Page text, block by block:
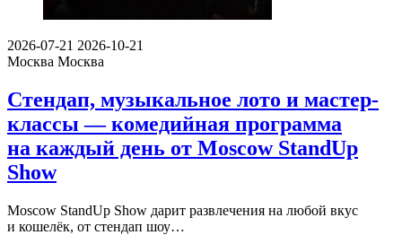
2026-07-21 2026-10-21
Москва Москва
Стендап, музыкальное лото и мастер-
классы — комедийная программа
на каждый день от Moscow StandUp
Show
Moscow StandUp Show дарит развлечения на любой вкус
и кошелёк, от стендап шоу…